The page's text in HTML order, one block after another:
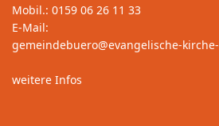
Mobil.: 0159 06 26 11 33
E-Mail:
gemeindebuero@evangelische-
weitere Infos